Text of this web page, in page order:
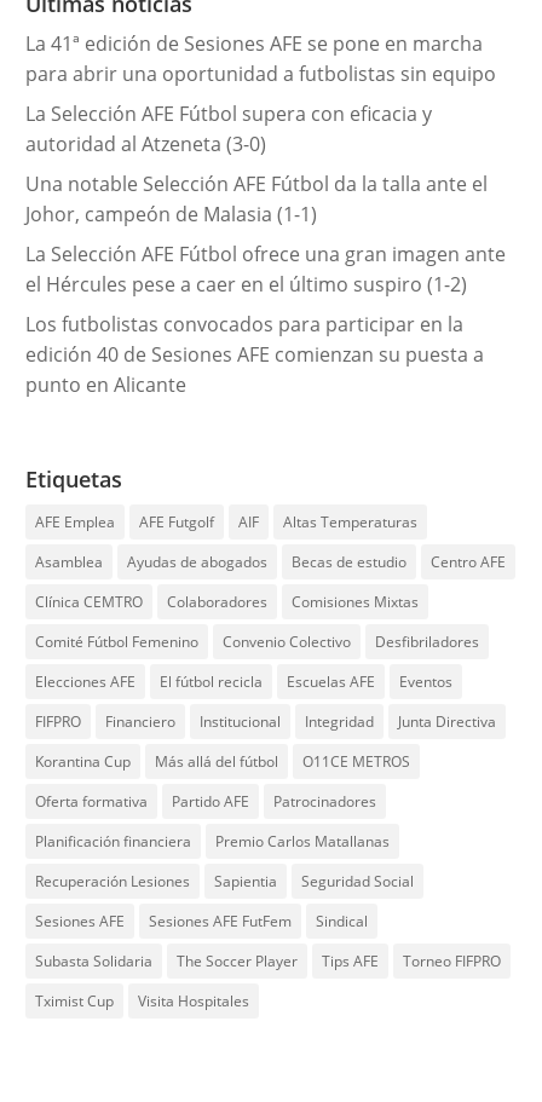
a
s
La 41ª edición de Sesiones AFE se pone en marcha
para abrir una oportunidad a futbolistas sin equipo
La Selección AFE Fútbol supera con eficacia y
autoridad al Atzeneta (3-0)
Una notable Selección AFE Fútbol da la talla ante el
Johor, campeón de Malasia (1-1)
La Selección AFE Fútbol ofrece una gran imagen ante
el Hércules pese a caer en el último suspiro (1-2)
Los futbolistas convocados para participar en la
edición 40 de Sesiones AFE comienzan su puesta a
punto en Alicante
Etiquetas
AFE Emplea AFE Futgolf AIF
Altas Temperaturas
Asamblea
Ayudas de abogados Becas de estudio
Centro AFE
Clínica CEMTRO
Colaboradores
Comisiones Mixtas
Comité Fútbol Femenino
Convenio Colectivo
Desfibriladores
Elecciones AFE
El fútbol recicla Escuelas AFE
Eventos
FIFPRO
Financiero Institucional Integridad
Junta Directiva
Korantina Cup
Más allá del fútbol
O11CE METROS
Oferta formativa
Partido AFE
Patrocinadores
Planificación financiera
Premio Carlos Matallanas
Recuperación Lesiones
Sapientia
Seguridad Social
Sesiones AFE
Sesiones AFE FutFem
Sindical
Subasta Solidaria
The Soccer Player Tips AFE
Torneo FIFPRO
Tximist Cup
Visita Hospitales